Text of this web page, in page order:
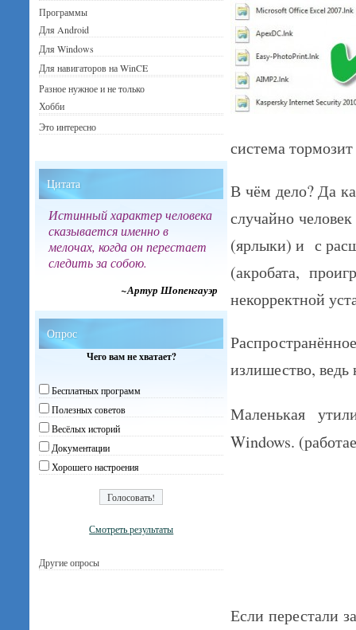
система
В чём дело? Да
случайно
(ярлыки) и с
(акробата,
некорректной
излишество,
Маленькая
Windows.
Если перестали
Программы
Для Android
Для Windows
Для навигаторов на WinCE
Разное нужное и не только
Хобби
Это интересно
Цитата
Истинный характер человека
сказывается именно в
мелочах, когда он перестает
следить за собою.
~Артур Шопенгауэр
Опрос
Чего вам не хватает?
Бесплатных программ
Полезных советов
Весёлых историй
Документации
Хорошего настроения
Смотреть результаты
Другие опросы